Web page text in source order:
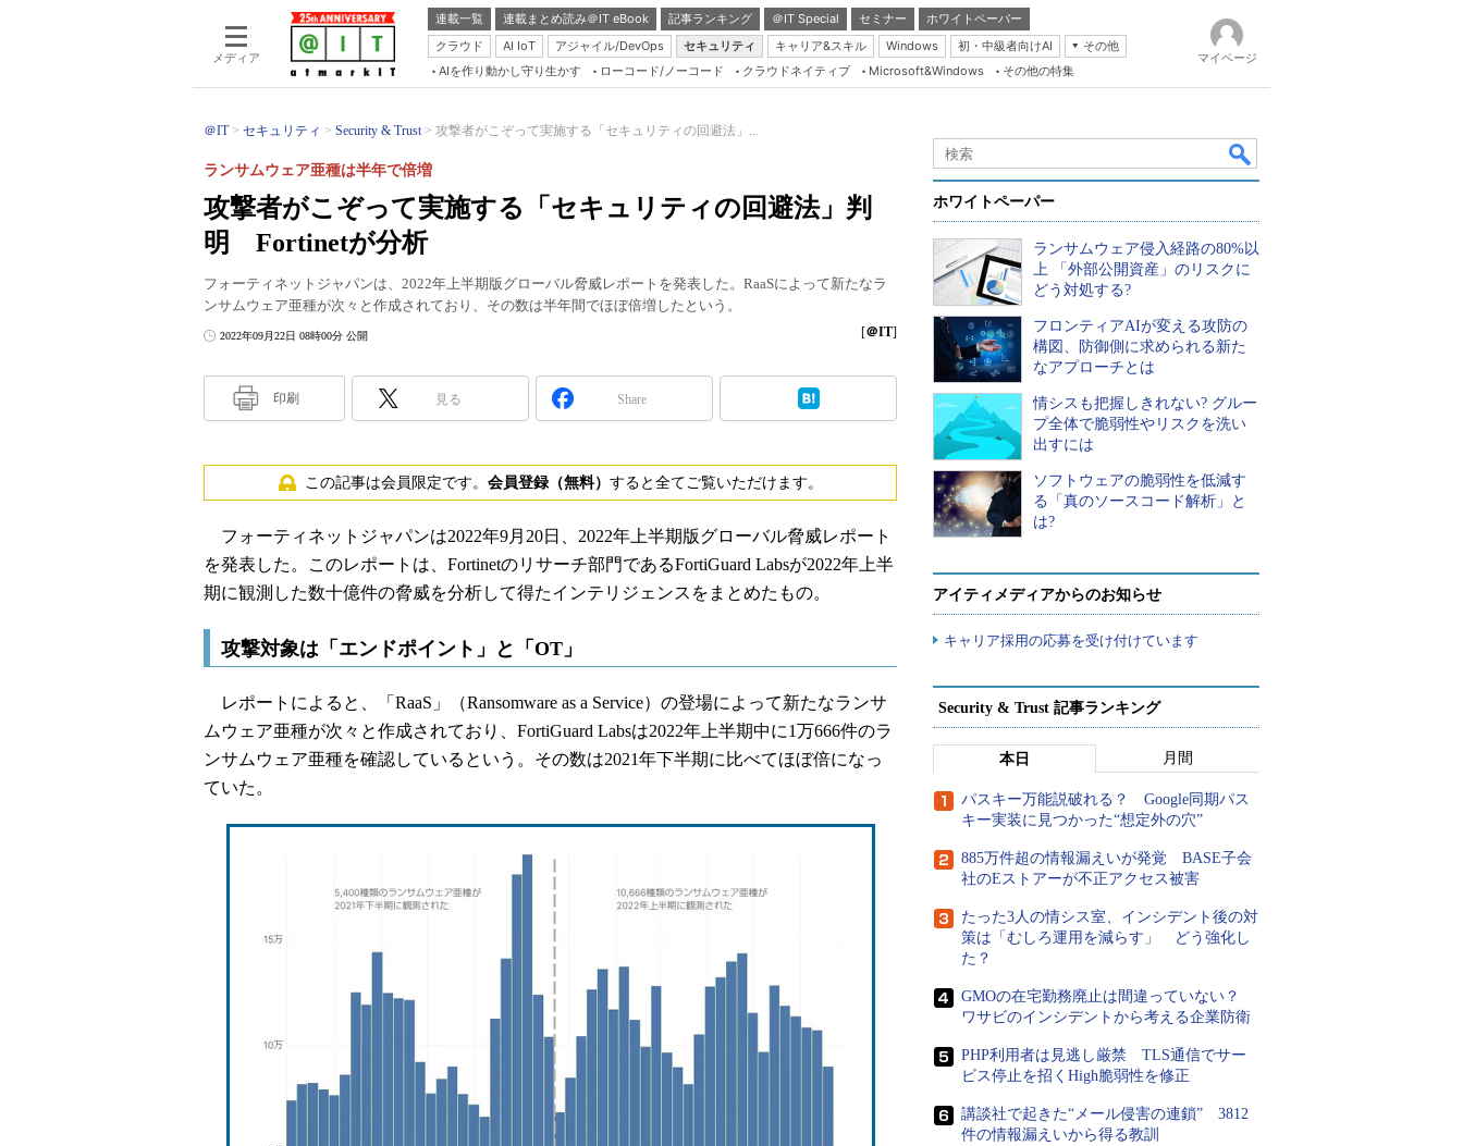
メディア
連載一覧 連載まとめ読み＠IT eBook 記事ランキング ＠IT Special セミナー
ホワイトペーパー
クラウド
AI IoT アジャイル/DevOps セキュリティ キャリア&スキル Windows 初・中級者向けAI
その他
Server & Storage
Java Agile
Database Expert
Linux ＆ OSS
Master of IP Network
Security & Trust
ブログ
AIを作り動かし守り生かす ローコード/ノーコード クラウドネイティブ Microsoft&Windows その他の特集
マイページ
＠IT セキュリティ Security & Trust 攻撃者がこぞって実施する「セキュリティの回避法」...
攻撃者がこぞって実施する「セキュリティの回避法」判
明 Fortinetが分析
ランサムウェア亜種は半年で倍増
フォーティネットジャパンは、2022年上半期版グローバル脅威レポートを発表した。RaaSによって新たなラ
ンサムウェア亜種が次々と作成されており、その数は半年間でほぼ倍増したという。
2022年09月22日 08時00分 公開 [＠IT]
印刷 見る Share
この記事は会員限定です。 会員登録（無料） すると全てご覧いただけます。
フォーティネットジャパンは2022年9月20日、2022年上半期版グローバル脅威レポート
を発表した。このレポートは、Fortinetのリサーチ部門であるFortiGuard Labsが2022年上半
期に観測した数十億件の脅威を分析して得たインテリジェンスをまとめたもの。
攻撃対象は「エンドポイント」と「OT」
レポートによると、「RaaS」（Ransomware as a Service）の登場によって新たなランサ
ムウェア亜種が次々と作成されており、FortiGuard Labsは2022年上半期中に1万666件のラ
ンサムウェア亜種を確認しているという。その数は2021年下半期に比べてほぼ倍になっ
ていた。
ホワイトペーパー
ランサムウェア侵入経路の80%以
上 「外部公開資産」のリスクに
どう対処する?
フロンティアAIが変える攻防の
構図、防御側に求められる新た
なアプローチとは
情シスも把握しきれない? グルー
プ全体で脆弱性やリスクを洗い
出すには
ソフトウェアの脆弱性を低減す
る「真のソースコード解析」と
は?
アイティメディアからのお知らせ
キャリア採用の応募を受け付けています
Security & Trust 記事ランキング
本日 月間
パスキー万能説破れる？ Google同期パス
キー実装に見つかった“想定外の穴”
885万件超の情報漏えいが発覚 BASE子会
社のEストアーが不正アクセス被害
たった3人の情シス室、インシデント後の対
策は「むしろ運用を減らす」 どう強化し
た？
GMOの在宅勤務廃止は間違っていない？
ワサビのインシデントから考える企業防衛
PHP利用者は見逃し厳禁 TLS通信でサー
ビス停止を招くHigh脆弱性を修正
講談社で起きた“メール侵害の連鎖” 3812
件の情報漏えいから得る教訓